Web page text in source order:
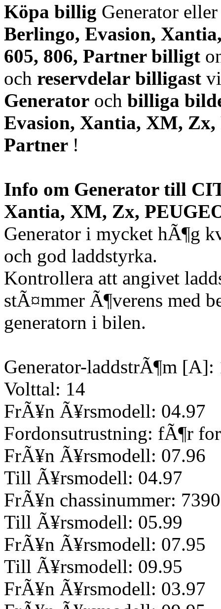
Köpa billig Generator
Berlingo, Evasion,
605, 806, Partner billigt
och reservdelar billigast
Generator och billiga
Evasion, Xantia, XM, Zx,
Partner !
Info om Generator till
Xantia, XM, Zx,
Generator i mycket hÃ¶g
och god laddstyrka.
Kontrollera att angivet
stÃ¤mmer Ã¶verens med
generatorn i bilen.
Generator-laddstrÃ¶m [A]:
Volttal: 14
FrÃ¥n Ã¥rsmodell: 04.97
Fordonsutrustning: fÃ¶r
FrÃ¥n Ã¥rsmodell: 07.96
Till Ã¥rsmodell: 04.97
FrÃ¥n chassinummer: 7390
Till Ã¥rsmodell: 05.99
FrÃ¥n Ã¥rsmodell: 07.95
Till Ã¥rsmodell: 09.95
FrÃ¥n Ã¥rsmodell: 03.97